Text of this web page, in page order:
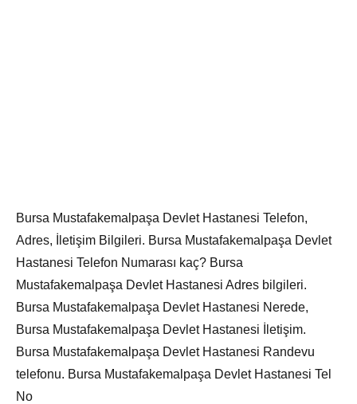
Bursa Mustafakemalpaşa Devlet Hastanesi Telefon,
Adres, İletişim Bilgileri. Bursa Mustafakemalpaşa Devlet
Hastanesi Telefon Numarası kaç? Bursa
Mustafakemalpaşa Devlet Hastanesi Adres bilgileri.
Bursa Mustafakemalpaşa Devlet Hastanesi Nerede,
Bursa Mustafakemalpaşa Devlet Hastanesi İletişim.
Bursa Mustafakemalpaşa Devlet Hastanesi Randevu
telefonu. Bursa Mustafakemalpaşa Devlet Hastanesi Tel
No